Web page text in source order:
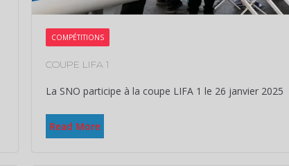
COMPÉTITIONS
COUPE LIFA 1
La SNO participe à la coupe LIFA 1 le 26 janvier 2025
Read More